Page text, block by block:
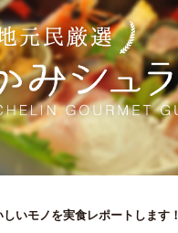
いモノを実食レポートします！